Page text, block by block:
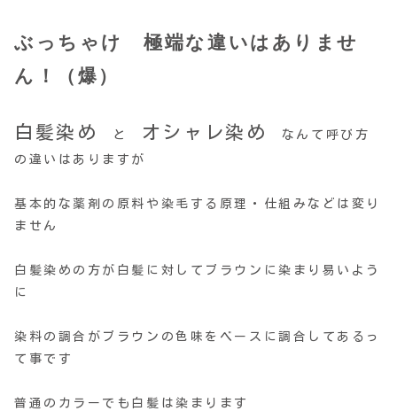
ぶっちゃけ 極端な違いはありませ
ん！（爆）
白髪染め と オシャレ染め
なんて呼び方
の違いはありますが
基本的な薬剤の原料や染毛する原理・仕組みなどは変り
ません
白髪染めの方が白髪に対してブラウンに染まり易いよう
に
染料の調合がブラウンの色味をベースに調合してあるっ
て事です
普通のカラーでも白髪は染まります